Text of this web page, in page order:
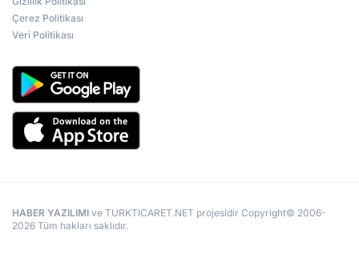
Çerez Politikası
Veri Politikası
HABER YAZILIMI ve TURKTICARET.NET projesidir Copyright© 2006-
2026 Tüm hakları saklıdır.